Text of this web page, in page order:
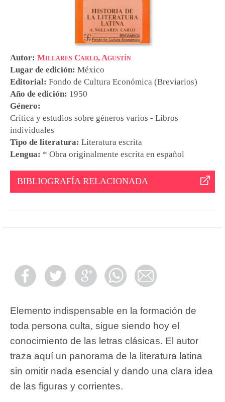
Autor: Millares Carlo, Agustín
Lugar de edición: México
Editorial: Fondo de Cultura Económica (Breviarios)
Año de edición: 1950
Género:
Crítica y estudios sobre géneros varios - Libros
individuales
Tipo de literatura: Literatura escrita
Lengua: * Obra originalmente escrita en español
BIBLIOGRAFÍA RELACIONADA
Elemento indispensable en la formación de
toda persona culta, sigue siendo hoy el
conocimiento de las letras clásicas. El autor
traza aquí un panorama de la literatura latina
sin omitir nada esencial y dando una clara idea
de las figuras y corrientes.